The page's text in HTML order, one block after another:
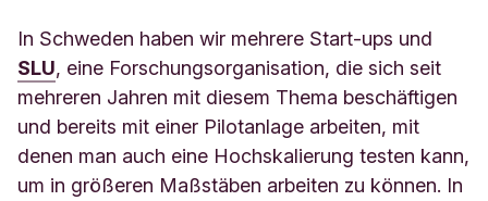
In Schweden haben wir mehrere Start-ups und
SLU, eine Forschungsorganisation, die sich seit
mehreren Jahren mit diesem Thema beschäftigen
und bereits mit einer Pilotanlage arbeiten, mit
denen man auch eine Hochskalierung testen kann,
um in größeren Maßstäben arbeiten zu können. In